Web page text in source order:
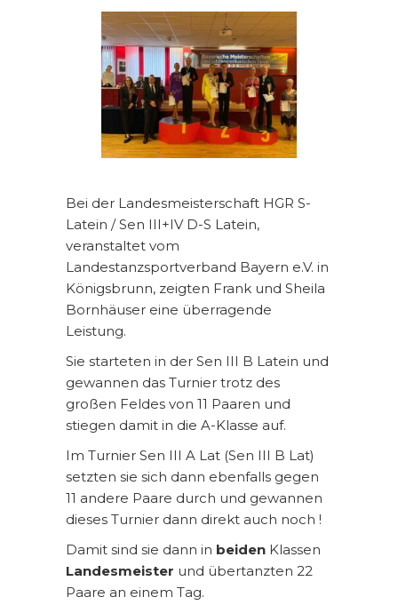
Bei der Landesmeisterschaft HGR S-
Latein / Sen III+IV D-S Latein,
veranstaltet vom
Landestanzsportverband Bayern e.V. in
Königsbrunn, zeigten Frank und Sheila
Bornhäuser eine überragende
Leistung.
Sie starteten in der Sen III B Latein und
gewannen das Turnier trotz des
großen Feldes von 11 Paaren und
stiegen damit in die A-Klasse auf.
Im Turnier Sen III A Lat (Sen III B Lat)
setzten sie sich dann ebenfalls gegen
11 andere Paare durch und gewannen
dieses Turnier dann direkt auch noch !
Damit sind sie dann in beiden Klassen
Landesmeister und übertanzten 22
Paare an einem Tag.